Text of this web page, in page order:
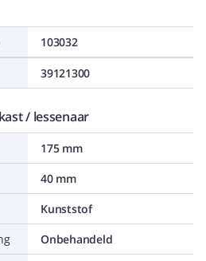
103032
39121300
/ lessenaar
175 mm
40 mm
Kunststof
Onbehandeld